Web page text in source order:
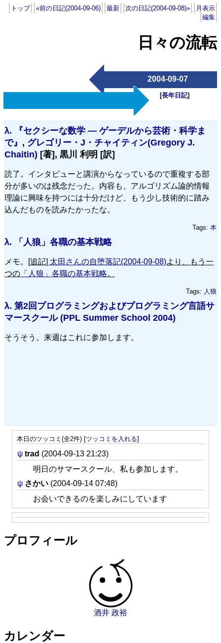
トップ «前の日記(2004-09-06) 最新 次の日記(2004-09-08)»
月表示
編集
日々の流転
2004-09-07
[長年日記]
λ.
『セクシーな数学 — ゲーデルから芸術・科学ま
で』 , グレゴリー・J・チャイティン(Gregory J.
Chaitin) [著], 黒川 利明 [訳]
読了。インタビューと講演からなっているので重複する部
分が多いのは残念だった。内容も、アルゴリズム論的情報
理論に興味を持つには十分だけど、もう少し技術的に踏み
込んだものを読みたかったな。
Tags: 本
λ. 「人狼」各職の基本戦略
メモ。 [追記] 太田さんの自堕落記(2004-09-08)より、もう一
つの 「人狼」各職の基本戦略。
Tags: 人狼
λ. 第2回プログラミングおよびプログラミング言語サ
マースクール (PPL Summer School 2004)
そうそう。来週はこれに参加します。
本日のツッコミ(全2件) [ツッコミを入れる]
ψ trad (2004-09-13 21:23)
明日のサマースクール、私も参加します。
ψ さかい (2004-09-14 07:48)
お会いできるのを楽しみにしています
プロフィール
酒井 政裕
カレンダー